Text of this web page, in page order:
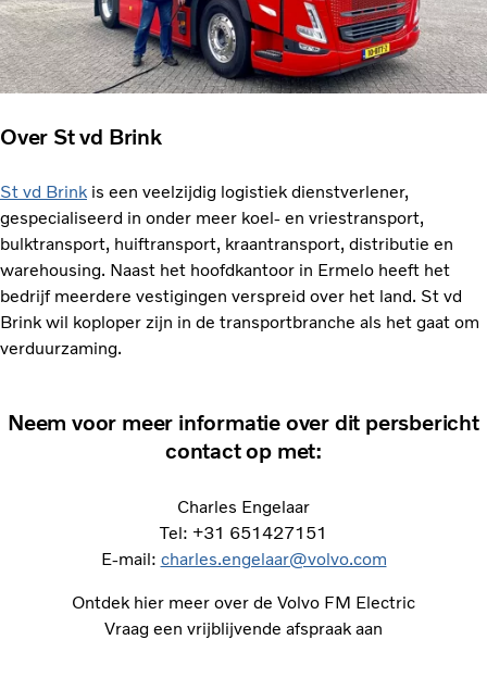
Over St vd Brink
St vd Brink is een veelzijdig logistiek dienstverlener,
gespecialiseerd in onder meer koel- en vriestransport,
bulktransport, huiftransport, kraantransport, distributie en
warehousing. Naast het hoofdkantoor in Ermelo heeft het
bedrijf meerdere vestigingen verspreid over het land. St vd
Brink wil koploper zijn in de transportbranche als het gaat om
verduurzaming.
Neem voor meer informatie over dit persbericht
contact op met:
Charles Engelaar
Tel: +31 651427151
E-mail: charles.engelaar@volvo.com
Ontdek hier meer over de Volvo FM Electric
Vraag een vrijblijvende afspraak aan